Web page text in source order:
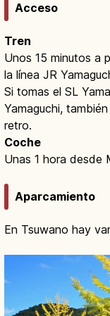
Acceso
Tren
Unos 15 minutos a
la línea JR
Si tomas el SL
Yamaguchi,
retro.
Coche
Unas 1 hora desde
Aparcamiento
En Tsuwano hay